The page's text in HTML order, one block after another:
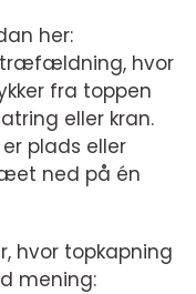
her:
træfældning, hvor
fra toppen
eller kran.
plads eller
ned på én
hvor topkapning
mening: